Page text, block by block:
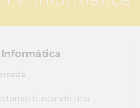
Informática
buscando una